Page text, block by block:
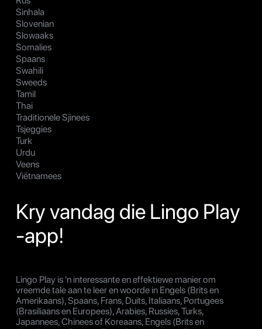
Sinhala
Slovenian
Slowaaks
Somalies
Spaans
Swahili
Sweeds
Tamil
Thai
Traditionele Sjinees
Tsjeggies
Turk
Urdu
Veens
Viëtnamees
Kry vandag die Lingo Play
-app!
Lingo Play is 'n interessante en effektiewe manier om
vreemde tale aan te leer en woorde in Engels (Brits en
Amerikaans), Spaans, Frans, Duits, Italiaans, Portugees
(Brasiliaans en Europees), Arabies, Russies, Turks,
Japannees, Chinees of Koreaans, Engels (Brits en